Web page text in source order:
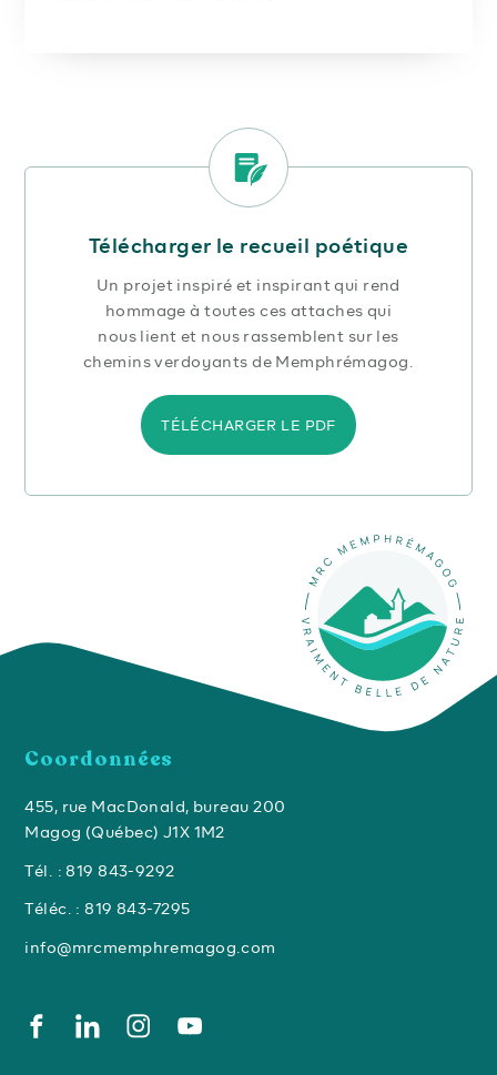
Télécharger le recueil poétique
Un projet inspiré et inspirant qui rend
hommage à toutes ces attaches qui
nous lient et nous rassemblent sur les
chemins verdoyants de Memphrémagog.
TÉLÉCHARGER LE PDF
Coordonnées
455, rue MacDonald, bureau 200
Magog (Québec) J1X 1M2
Tél. : 819 843-9292
Téléc. : 819 843-7295
info@mrcmemphremagog.com